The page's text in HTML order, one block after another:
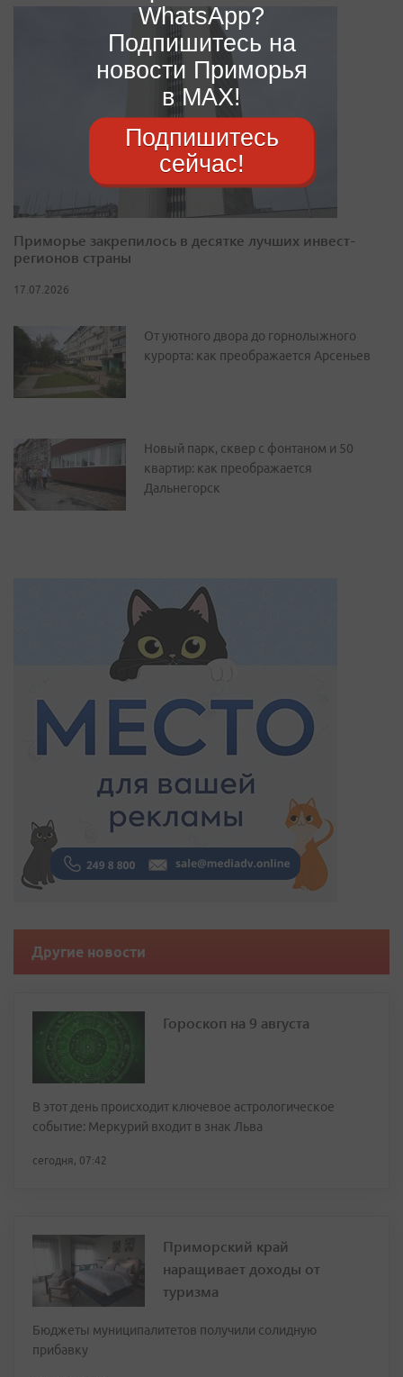
Приморье закрепилось в десятке лучших инвест-
регионов страны
17.07.2026
От уютного двора до горнолыжного
курорта: как преображается Арсеньев
Новый парк, сквер с фонтаном и 50
квартир: как преображается
Дальнегорск
Другие новости
Гороскоп на 9 августа
В этот день происходит ключевое астрологическое
событие: Меркурий входит в знак Льва
сегодня, 07:42
Приморский край
наращивает доходы от
туризма
Бюджеты муниципалитетов получили солидную
прибавку
WhatsApp?
Подпишитесь на
новости Приморья
в MAX!
Подпишитесь
сейчас!